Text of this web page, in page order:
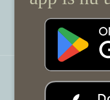
Over HRMorgen
Contact
HRMorgen.nl